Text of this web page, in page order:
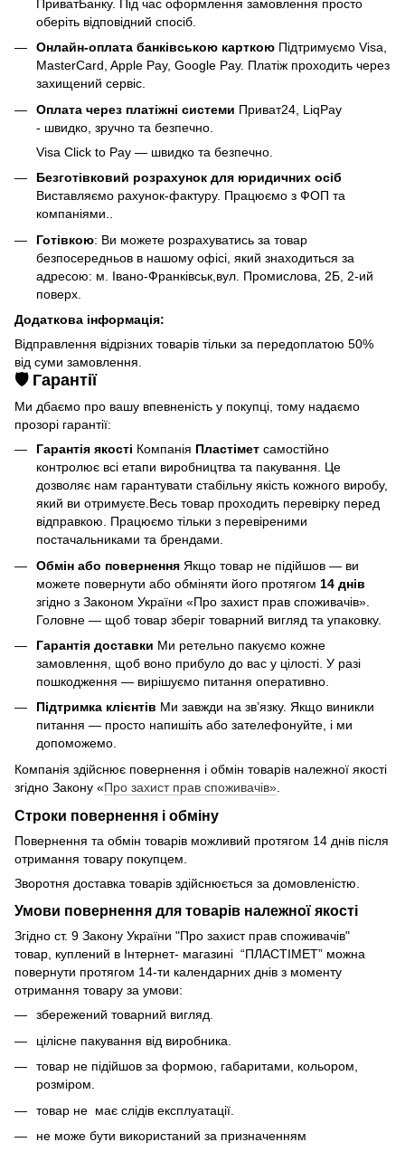
ПриватБанку. Під час оформлення замовлення просто
оберіть відповідний спосіб.
Онлайн-оплата банківською карткою Підтримуємо Visa,
MasterCard, Apple Pay, Google Pay. Платіж проходить через
захищений сервіс.
Оплата через платіжні системи Приват24, LiqPay
- швидко, зручно та безпечно.
Visa Click to Pay — швидко та безпечно.
Безготівковий розрахунок для юридичних осіб
Виставляємо рахунок-фактуру. Працюємо з ФОП та
компаніями..
Готівкою: Ви можете розрахуватись за товар
безпосередньов в нашому офісі, який знаходиться за
адресою: м. Івано-Франківськ,вул. Промислова, 2Б, 2-ий
поверх.
Додаткова інформація:
Відправлення відрізних товарів тільки за передоплатою 50%
від суми замовлення.
🛡️ Гарантії
Ми дбаємо про вашу впевненість у покупці, тому надаємо
прозорі гарантії:
Гарантія якості Компанія Пластімет самостійно
контролює всі етапи виробництва та пакування. Це
дозволяє нам гарантувати стабільну якість кожного виробу,
який ви отримуєте.Весь товар проходить перевірку перед
відправкою. Працюємо тільки з перевіреними
постачальниками та брендами.
Обмін або повернення Якщо товар не підійшов — ви
можете повернути або обміняти його протягом 14 днів
згідно з Законом України «Про захист прав споживачів».
Головне — щоб товар зберіг товарний вигляд та упаковку.
Гарантія доставки Ми ретельно пакуємо кожне
замовлення, щоб воно прибуло до вас у цілості. У разі
пошкодження — вирішуємо питання оперативно.
Підтримка клієнтів Ми завжди на зв’язку. Якщо виникли
питання — просто напишіть або зателефонуйте, і ми
допоможемо.
Компанія здійснює повернення і обмін товарів належної якості
згідно Закону «Про захист прав споживачів»
Строки повернення і обміну
Повернення та обмін товарів можливий протягом 14 днів після
отримання товару покупцем.
Зворотня доставка товарів здійснюється за домовленістю.
Умови повернення для товарів належної якості
Згідно ст. 9 Закону України "Про захист прав споживачів"
товар, куплений в Інтернет- магазині “ПЛАСТІМЕТ” можна
повернути протягом 14-ти календарних днів з моменту
отримання товару за умови:
збережений товарний вигляд.
цілісне пакування від виробника.
товар не підійшов за формою, габаритами, кольором,
розміром.
товар не має слідів експлуатації.
не може бути використаний за призначенням